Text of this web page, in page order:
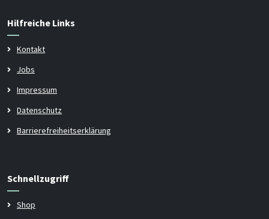
Hilfreiche Links
Kontakt
Jobs
Impressum
Datenschutz
Barrierefreiheitserklärung
Schnellzugriff
Shop